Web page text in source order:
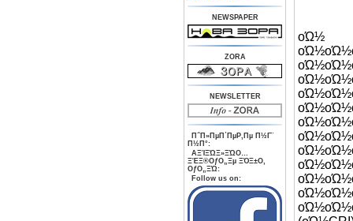
NEWSPAPER
ZORA
NEWSLETTER
Π΅Π»ΠµΠ΄ΠµΡ‚Πµ Π½Γ¨
Π½Π°:
AΞΊΞΏΞ»ΞΏΟ…
ΞΈΞ®ΟƒΟ„Ξµ ΞΌΞ±Ο‚
ΟƒΟ„ΞΏ:
Follow us on:
οΏ½